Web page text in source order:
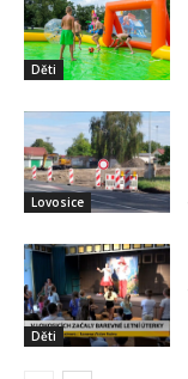
Děti
Lovosice
Děti